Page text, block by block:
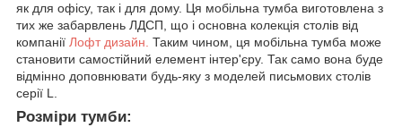
як для офісу, так і для дому. Ця мобільна тумба виготовлена з
тих же забарвлень ЛДСП, що і основна колекція столів від
компанії Лофт дизайн. Таким чином, ця мобільна тумба може
становити самостійний елемент інтер'єру. Так само вона буде
відмінно доповнювати будь-яку з моделей письмових столів
серії L.
Розміри тумби: